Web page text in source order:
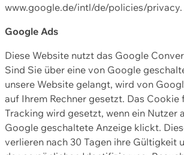
www.google.de/intl/de/policies/privacy.
Google Ads
Diese Website nutzt das Google
Sind Sie über eine von Google
unsere Website gelangt, wird von
auf Ihrem Rechner gesetzt. Das Cookie
Tracking wird gesetzt, wenn ein Nutzer
Google geschaltete Anzeige klickt.
verlieren nach 30 Tagen ihre Gültigkeit